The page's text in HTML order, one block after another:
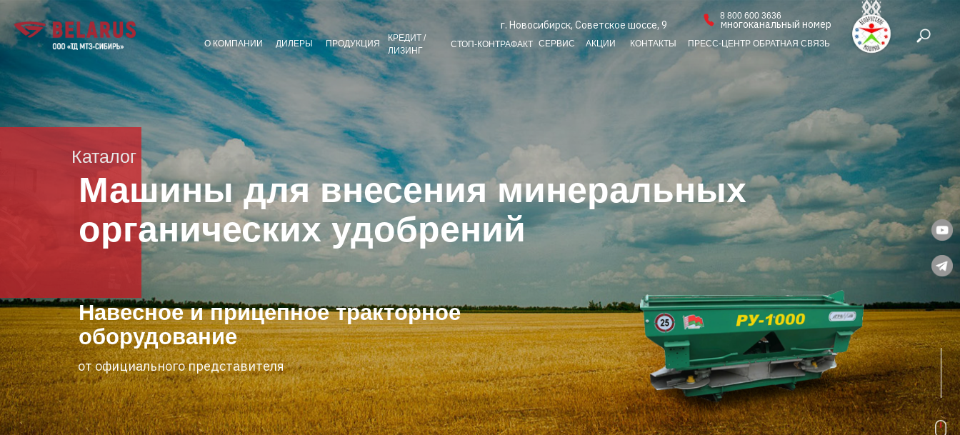
многоканальный номер
8 800 600 3636
г. Новосибирск, Советское шоссе, 9
ОБРАТНАЯ СВЯЗЬ
ПРЕСС-ЦЕНТР
КОНТАКТЫ
АКЦИИ
СЕРВИС
СТОП-КОНТРАФАКТ
КРЕДИТ /
ЛИЗИНГ
ПРОДУКЦИЯ
ДИЛЕРЫ
О КОМПАНИИ
Каталог
Машины для внесения минеральных
органических удобрений
Навесное и прицепное тракторное
оборудование
от официального представителя